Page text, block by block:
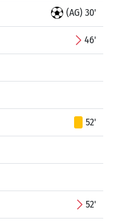
(AG) 30'
46'
52'
52'